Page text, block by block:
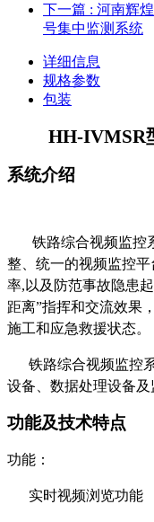
下一篇 : 河南辉
号集中监测系统
详细信息
规格参数
包装
HH-IVMSR
系统介绍
铁路综合视频监控
整、统一的视频监控
率, 以及防范事故隐患
距离”指挥和交流效果
施工和应急救援状态。
铁路综合视频监控
设备、数据处理设备及
功能及技术特点
功能：
实时视频浏览功能